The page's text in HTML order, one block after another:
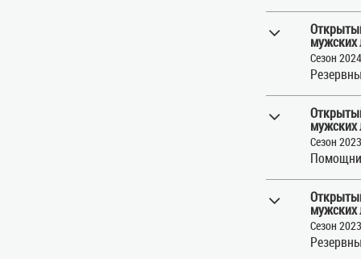
мужских
Сезон
мужских
Сезон
мужских
Сезон